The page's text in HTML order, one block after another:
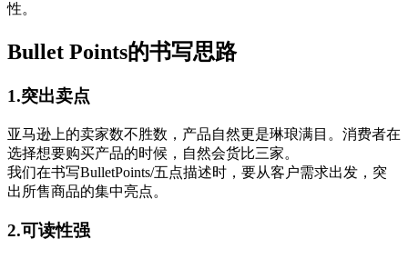
性。
Bullet Points的书写思路
1.突出卖点
亚马逊上的卖家数不胜数，产品自然更是琳琅满目。消费者在
选择想要购买产品的时候，自然会货比三家。
我们在书写BulletPoints/五点描述时，要从客户需求出发，突
出所售商品的集中亮点。
2.可读性强